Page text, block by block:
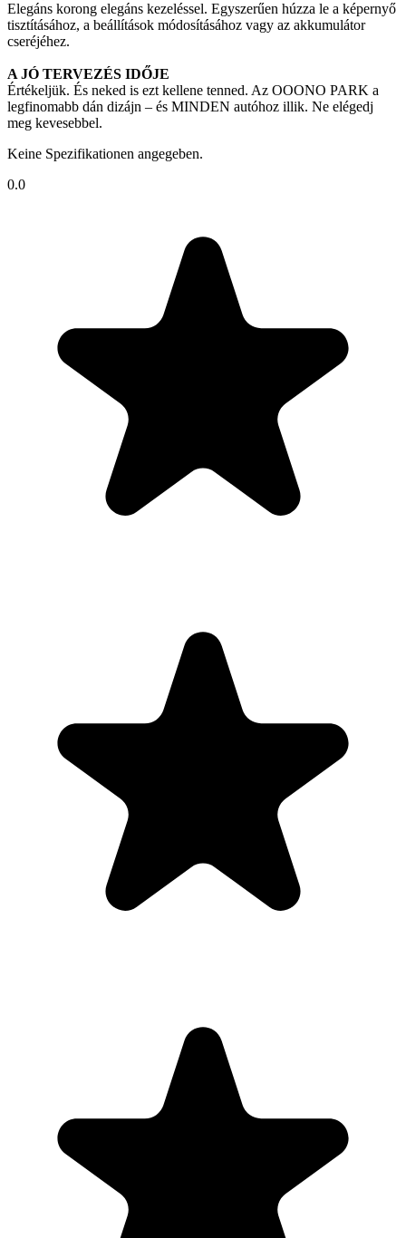
Elegáns korong elegáns kezeléssel. Egyszerűen húzza le a képernyő
tisztításához, a beállítások módosításához vagy az akkumulátor
cseréjéhez.
A JÓ TERVEZÉS IDŐJE
Értékeljük. És neked is ezt kellene tenned. Az OOONO PARK a
legfinomabb dán dizájn – és MINDEN autóhoz illik. Ne elégedj
meg kevesebbel.
Keine Spezifikationen angegeben.
0.0